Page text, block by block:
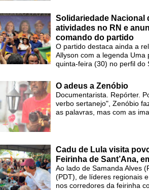
Solidariedade Nacional
atividades no RN e
comando do partido
O partido destaca ainda a
Allyson com a legenda Uma
quinta-feira (30) no perfil do
O adeus a Zenóbio
Documentarista. Repórter.
verbo sertanejo", Zenóbio
as palavras, mas com as
Cadu de Lula visita
Feirinha de Sant’Ana,
Ao lado de Samanda Alves
(PDT), de líderes regionais
nos corredores da feirinha